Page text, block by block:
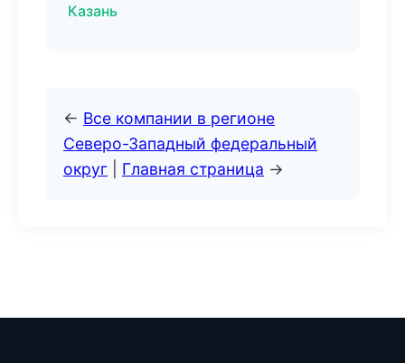
Казань
← Все компании в регионе
Северо-Западный федеральный
округ
Главная страница →